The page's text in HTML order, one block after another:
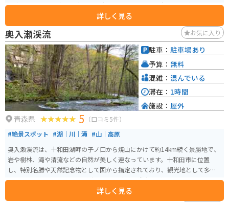
指定されている景勝地「奥入瀬渓流」へのアクセスも良好です。道の駅に
は、地元の特産品を販売するショップやレストランがあり、新鮮な野菜や果
物、加工品などを購入できます。特に、りんごやニンニクなど、青森県産の食
材を使った商品が人気です。 バイクで訪れる際は、道の駅の駐車場にバイク
専用のスペースが用意されているので安心です。周辺の道路は、奥入瀬渓流
など、景色が良いワインディングロードが多いので、ツーリングにも最適で
す。
詳しく見る
奥入瀬渓流 お気に入り
青森県 5 （口コミ5件）
#絶景スポット #湖｜川｜滝 #山｜高原
奥入瀬渓流は、十和田湖畔の子ノ口から焼山にかけて約14km続く景勝地で、
岩や樹林、滝や清流などの自然が美しく連なっています。十和田市に位置
し、特別名勝や天然記念物として国から指定されており、観光地として多く
の人々に人気があります。 渓流沿いには車道と遊歩道が整備されており「銚
子大滝」や「阿修羅の流れ」などの名所を含む多彩な景色を楽しむことがで
詳しく見る
駐車： 駐車場あり
予算： 無料
混雑： 混んでいる
滞在： 1時間
施設： 屋外